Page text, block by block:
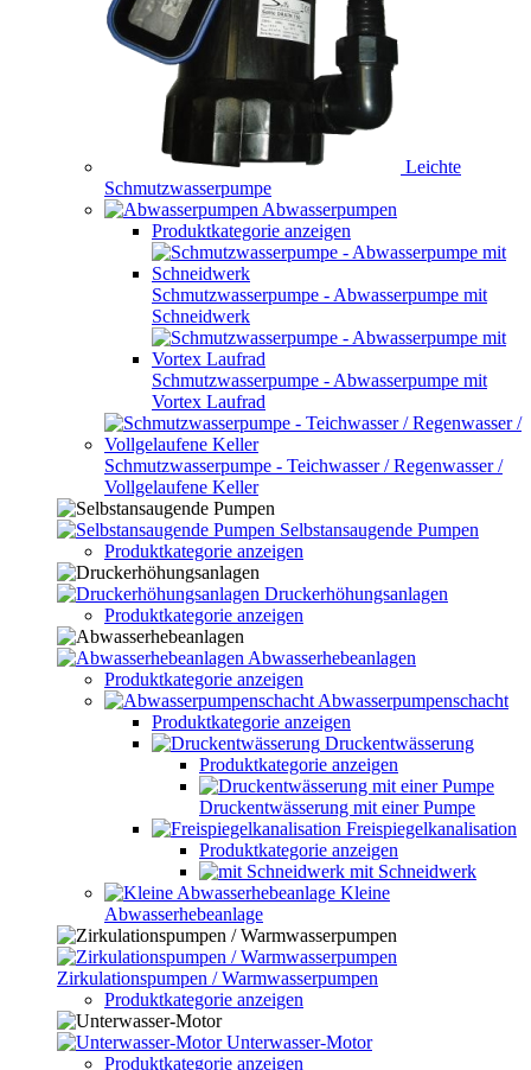
Leichte
Schmutzwasserpumpe
Abwasserpumpen
Produktkategorie anzeigen
Schmutzwasserpumpe - Abwasserpumpe mit
Schneidwerk
Schmutzwasserpumpe - Abwasserpumpe mit
Vortex Laufrad
Schmutzwasserpumpe - Teichwasser / Regenwasser /
Vollgelaufene Keller
Selbstansaugende Pumpen
Produktkategorie anzeigen
Druckerhöhungsanlagen
Produktkategorie anzeigen
Abwasserhebeanlagen
Produktkategorie anzeigen
Abwasserpumpenschacht
Produktkategorie anzeigen
Druckentwässerung
Produktkategorie anzeigen
Druckentwässerung mit einer Pumpe
Freispiegelkanalisation
Produktkategorie anzeigen
mit Schneidwerk
Kleine
Abwasserhebeanlage
Zirkulationspumpen / Warmwasserpumpen
Produktkategorie anzeigen
Unterwasser-Motor
Produktkategorie anzeigen